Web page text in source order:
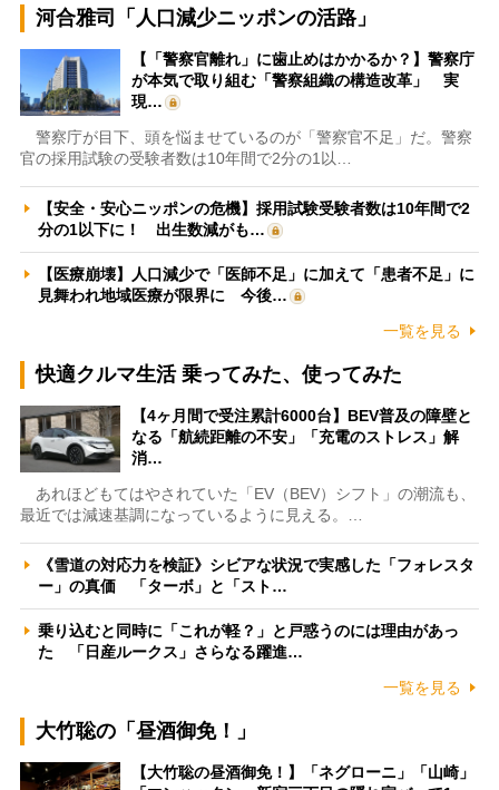
河合雅司「人口減少ニッポンの活路」
【「警察官離れ」に歯止めはかかるか？】警察庁
が本気で取り組む「警察組織の構造改革」 実
現…
警察庁が目下、頭を悩ませているのが「警察官不足」だ。警察
官の採用試験の受験者数は10年間で2分の1以…
【安全・安心ニッポンの危機】採用試験受験者数は10年間で2
分の1以下に！ 出生数減がも…
【医療崩壊】人口減少で「医師不足」に加えて「患者不足」に
見舞われ地域医療が限界に 今後…
一覧を見る
快適クルマ生活 乗ってみた、使ってみた
【4ヶ月間で受注累計6000台】BEV普及の障壁と
なる「航続距離の不安」「充電のストレス」解
消…
あれほどもてはやされていた「EV（BEV）シフト」の潮流も、
最近では減速基調になっているように見える。…
《雪道の対応力を検証》シビアな状況で実感した「フォレスタ
ー」の真価 「ターボ」と「スト…
乗り込むと同時に「これが軽？」と戸惑うのには理由があっ
た 「日産ルークス」さらなる躍進…
一覧を見る
大竹聡の「昼酒御免！」
【大竹聡の昼酒御免！】「ネグローニ」「山崎」